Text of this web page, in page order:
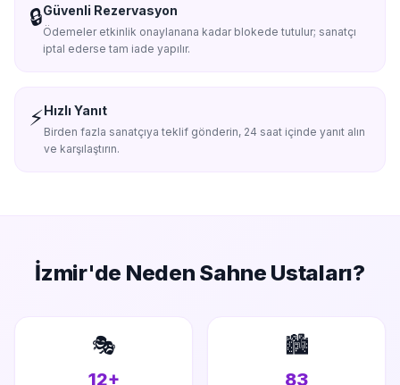
🔒Güvenli Rezervasyon
Ödemeler etkinlik onaylanana kadar blokede tutulur; sanatçı
iptal ederse tam iade yapılır.
⚡Hızlı Yanıt
Birden fazla sanatçıya teklif gönderin, 24 saat içinde yanıt alın
ve karşılaştırın.
İzmir'de Neden Sahne Ustaları?
🎭
12+
🏙️
83